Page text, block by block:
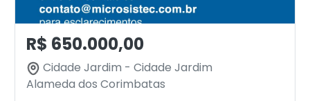
R$ 650.000,00
Cidade Jardim - Cidade Jardim
Alameda dos Corimbatas